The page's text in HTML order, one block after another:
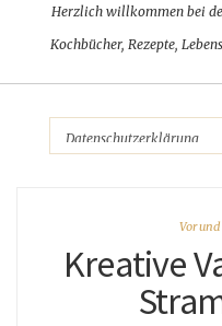
Herzlich willkommen bei
Kochbücher, Rezepte,
Vor
Kreative